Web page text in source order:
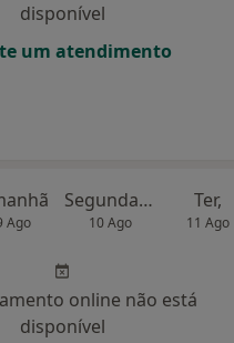
disponível
um atendimento
Ago
Segunda-feira
10 Ago
Ter,
11 Ago
online não está
disponível